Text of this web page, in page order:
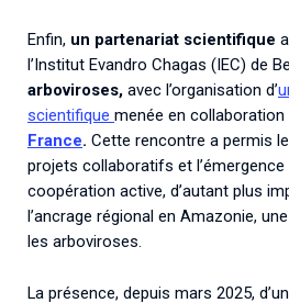
Enfin, un partenariat scientifique
l’Institut Evandro Chagas (IEC) de
arboviroses, avec l’organisation d’
scientifique menée en collaboration
France. Cette rencontre a permis
projets collaboratifs et l’émergence
coopération active, d’autant plus
l’ancrage régional en Amazonie,
les arboviroses.
La présence, depuis mars 2025,